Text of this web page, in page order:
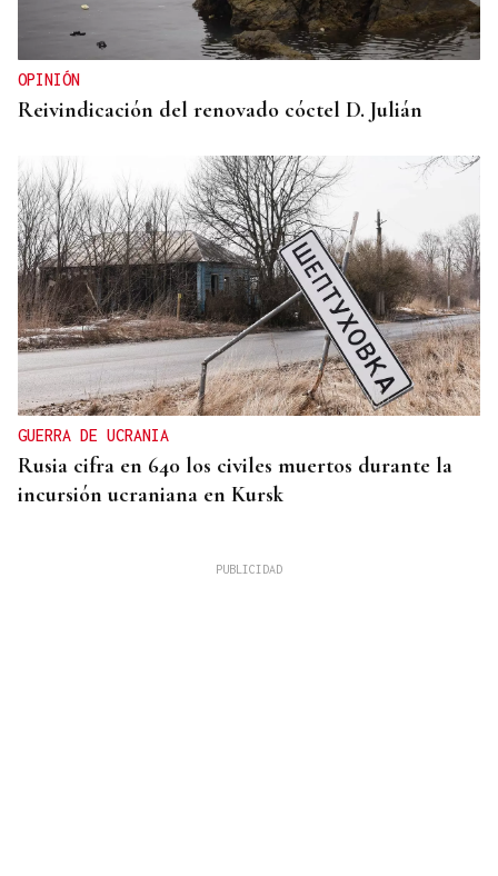
OPINIÓN
Reivindicación del renovado cóctel D. Julián
GUERRA DE UCRANIA
Rusia cifra en 640 los civiles muertos durante la
incursión ucraniana en Kursk